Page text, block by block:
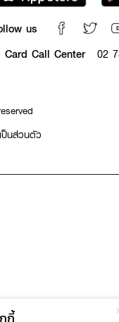
us
Card Call Center 02
ป็นส่วนตัว